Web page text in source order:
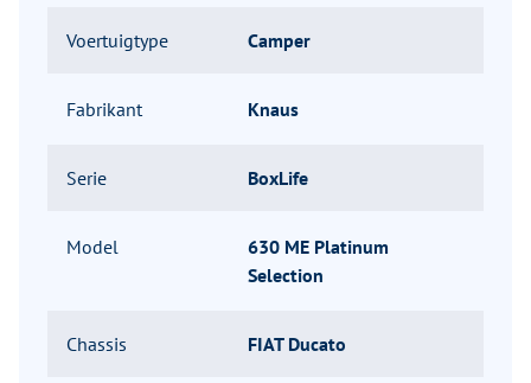
Voertuigtype Camper
Fabrikant Knaus
Serie BoxLife
Model
630 ME Platinum
Selection
Chassis FIAT Ducato